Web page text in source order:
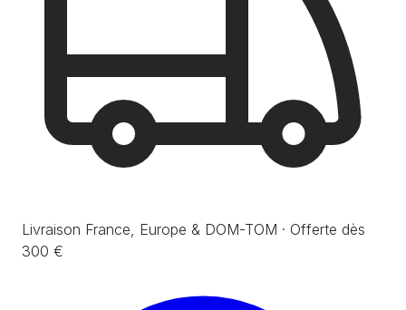
Livraison France, Europe & DOM-TOM · Offerte dès
300 €